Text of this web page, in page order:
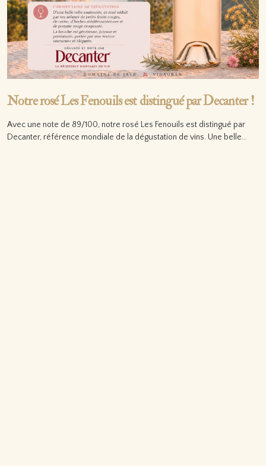
Notre rosé Les Fenouils est distingué par Decanter !
Avec une note de 89/100, notre rosé Les Fenouils est distingué par
Decanter, référence mondiale de la dégustation de vins. Une belle…